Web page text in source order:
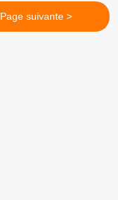
Page suivante >